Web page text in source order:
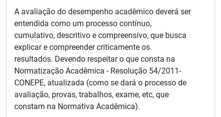
A avaliação do desempenho acadêmico deverá ser
entendida como um processo contínuo,
cumulativo, descritivo e compreensivo, que busca
explicar e compreender criticamente os
resultados. Devendo respeitar o que consta na
Normatização Acadêmica - Resolução 54/2011-
CONEPE, atualizada (como se dará o processo de
avaliação, provas, trabalhos, exame, etc, que
constam na Normativa Acadêmica).